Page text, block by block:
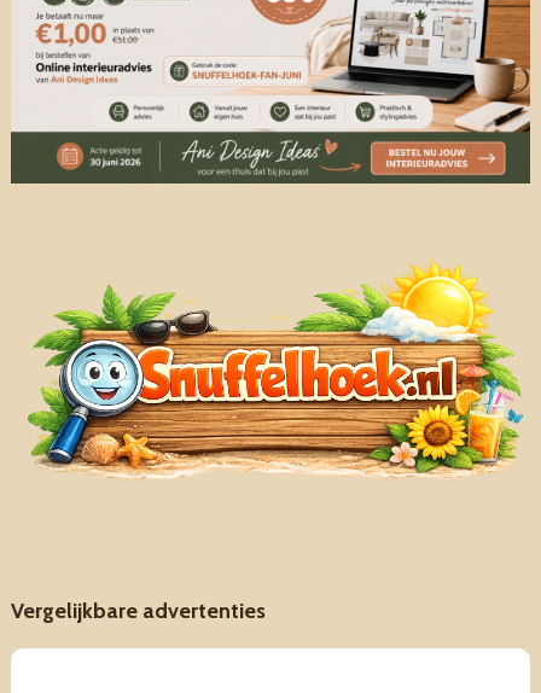
Vergelijkbare advertenties